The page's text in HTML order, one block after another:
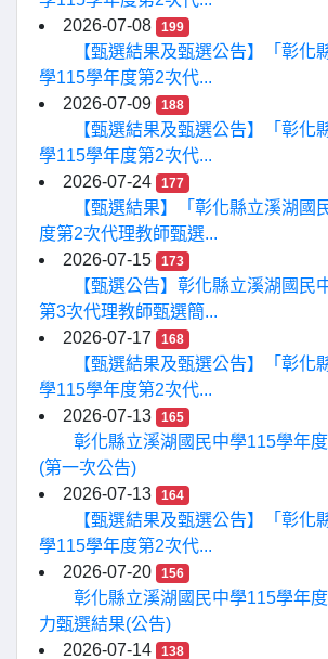
2026-07-08
199
【甄選結果及甄選公告】「彰化
學115學年度第2次代...
2026-07-09
188
【甄選結果及甄選公告】「彰化
學115學年度第2次代...
2026-07-24
177
【甄選結果】「彰化縣立溪湖國
度第2次代理教師甄選...
2026-07-15
173
【甄選公告】彰化縣立溪湖國民
第3次代理教師甄選簡...
2026-07-17
168
【甄選結果及甄選公告】「彰化
學115學年度第2次代...
2026-07-13
165
彰化縣立溪湖國民中學115學年
(第一次公告)
2026-07-13
164
【甄選結果及甄選公告】「彰化
學115學年度第2次代...
2026-07-20
156
彰化縣立溪湖國民中學115學年
力甄選結果(公告)
2026-07-14
138